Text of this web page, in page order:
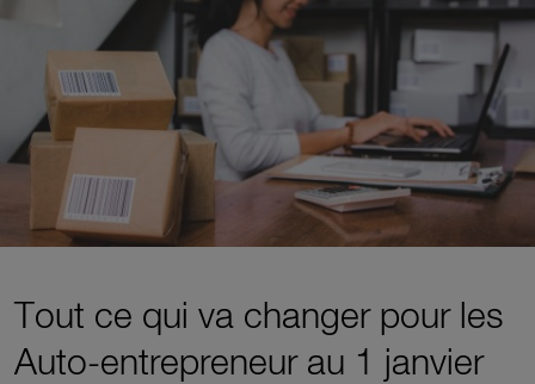
Tout ce qui va changer pour les
Auto-entrepreneur au 1 janvier